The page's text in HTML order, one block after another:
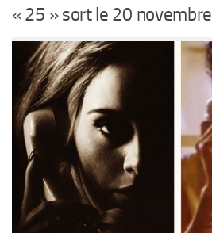
« 25 » sort le 20 novembre